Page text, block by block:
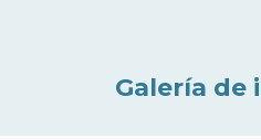
Galería de